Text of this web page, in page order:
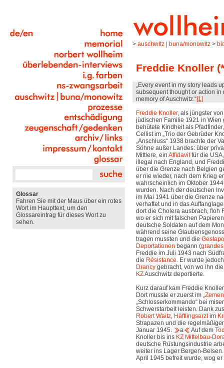
Glossar
Fahren Sie mit der Maus über ein rotes
Wort im Haupttext, um den
Glossareintrag für dieses Wort zu
sehen.
> auschwitz | buna/monowitz >
Freddie Knoller
„Every event in my story leads
subsequent thought or action in
memory of Auschwitz.“[1]
Freddie Knoller, als jüngster
jüdischen Familie 1921 in Wien
behütete Kindheit als
Cellist im „Trio der Gebrüder
„Anschluss“ 1938 brachte der
Söhne außer Landes: über
Mittlere, ein Affidavitfür die
illegal nach England, und
über die Grenze nach Belgien
er nie wieder, nach dem Krieg
wahrscheinlich im Oktober
wurden. Nach der deutschen
im Mai 1941 über die Grenze
verhaftet und in das
dort die Cholera ausbrach, floh
wo er sich mit falschen
deutsche Soldaten auf dem
während seine
tragen mussten und die Gestapo
Deportationen begann (
Freddie im Juli 1943 nach
die Résistance. Er wurde
Drancy gebracht, von wo ihn
KZAuschwitz deportierte.
Kurz darauf kam Freddie
Dort musste er zuerst im „
„Schlosserkommando“ bei
Schwerstarbeit leisten. Dank
Robert Waitz, Häftlingsarztim
Strapazen und die
Januar 1945.
a Auf dem
Knoller bis ins KZ Mittelbau-
deutsche Rüstungsindustrie
weiter ins Lager Bergen-
April 1945 befreit wurde, wog